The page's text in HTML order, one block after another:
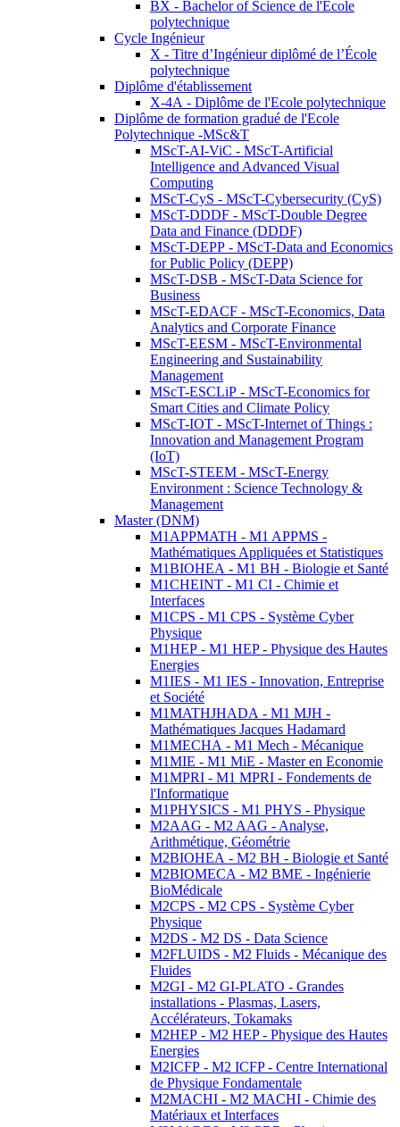
BX - Bachelor of Science de l'Ecole
polytechnique
Cycle Ingénieur
X - Titre d’Ingénieur diplômé de l’École
polytechnique
Diplôme d'établissement
X-4A - Diplôme de l'Ecole polytechnique
Diplôme de formation gradué de l'Ecole
Polytechnique -MSc&T
MScT-AI-ViC - MScT-Artificial
Intelligence and Advanced Visual
Computing
MScT-CyS - MScT-Cybersecurity (CyS)
MScT-DDDF - MScT-Double Degree
Data and Finance (DDDF)
MScT-DEPP - MScT-Data and Economics
for Public Policy (DEPP)
MScT-DSB - MScT-Data Science for
Business
MScT-EDACF - MScT-Economics, Data
Analytics and Corporate Finance
MScT-EESM - MScT-Environmental
Engineering and Sustainability
Management
MScT-ESCLiP - MScT-Economics for
Smart Cities and Climate Policy
MScT-IOT - MScT-Internet of Things :
Innovation and Management Program
(IoT)
MScT-STEEM - MScT-Energy
Environment : Science Technology &
Management
Master (DNM)
M1APPMATH - M1 APPMS -
Mathématiques Appliquées et Statistiques
M1BIOHEA - M1 BH - Biologie et Santé
M1CHEINT - M1 CI - Chimie et
Interfaces
M1CPS - M1 CPS - Système Cyber
Physique
M1HEP - M1 HEP - Physique des Hautes
Energies
M1IES - M1 IES - Innovation, Entreprise
et Société
M1MATHJHADA - M1 MJH -
Mathématiques Jacques Hadamard
M1MECHA - M1 Mech - Mécanique
M1MIE - M1 MiE - Master en Economie
M1MPRI - M1 MPRI - Fondements de
l'Informatique
M1PHYSICS - M1 PHYS - Physique
M2AAG - M2 AAG - Analyse,
Arithmétique, Géométrie
M2BIOHEA - M2 BH - Biologie et Santé
M2BIOMECA - M2 BME - Ingénierie
BioMédicale
M2CPS - M2 CPS - Système Cyber
Physique
M2DS - M2 DS - Data Science
M2FLUIDS - M2 Fluids - Mécanique des
Fluides
M2GI - M2 GI-PLATO - Grandes
installations - Plasmas, Lasers,
Accélérateurs, Tokamaks
M2HEP - M2 HEP - Physique des Hautes
Energies
M2ICFP - M2 ICFP - Centre International
de Physique Fondamentale
M2MACHI - M2 MACHI - Chimie des
Matériaux et Interfaces